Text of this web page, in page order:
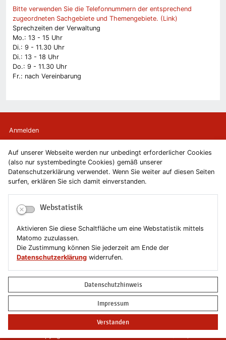
Auf unserer Webseite werden nur unbedingt erforderlicher Cookies
(also nur systembedingte Cookies) gemäß unserer
Datenschutzerklärung verwendet. Wenn Sie weiter auf diesen Seiten
surfen, erklären Sie sich damit einverstanden.
Webstatistik
Aktivieren Sie diese Schaltfläche um eine Webstatistik mittels
Matomo zuzulassen.
Die Zustimmung können Sie jederzeit am Ende der
Datenschutzerklärung widerrufen.
Datenschutzhinweis
Impressum
Verstanden
Bitte verwenden Sie die Telefonnummern der entsprechend
zugeordneten Sachgebiete und Themengebiete. (Link)
Sprechzeiten der Verwaltung
Mo.: 13 - 15 Uhr
Di.: 9 - 11.30 Uhr
Di.: 13 - 18 Uhr
Do.: 9 - 11.30 Uhr
Fr.: nach Vereinbarung
Anmelden
Kontakt
Newsletter
Datenschutzerklärung
Sitemap